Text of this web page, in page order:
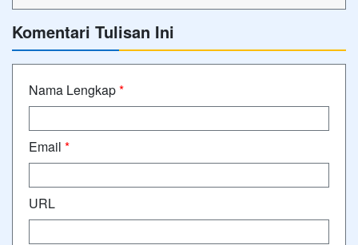
Komentari Tulisan Ini
Nama Lengkap*
Email *
URL